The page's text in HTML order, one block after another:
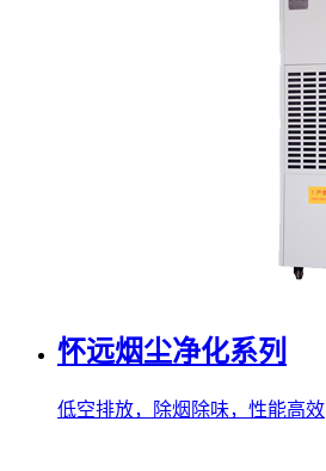
怀远烟尘净化系列
低空排放，除烟除味，性能高效